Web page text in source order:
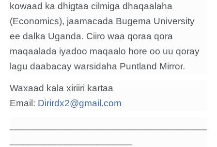
kowaad ka dhigtaa cilmiga dhaqaalaha
(Economics), jaamacada Bugema University
ee dalka Uganda. Ciiro waa qoraa qora
maqaalada iyadoo maqaalo hore oo uu qoray
lagu daabacay warsidaha Puntland Mirror.
Waxaad kala xiriiri kartaa
Email: Dirirdx2@gmail.com